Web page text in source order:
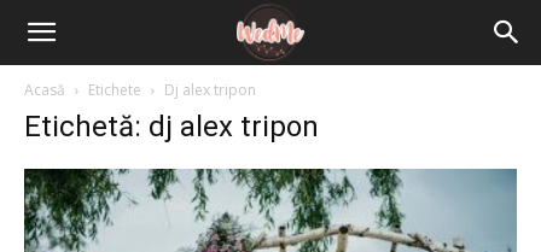
Acasă Etichete Dj alex tripon
Etichetă: dj alex tripon